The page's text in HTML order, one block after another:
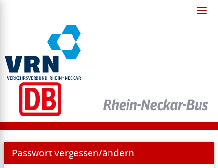
Password
Forgotten
Passwort vergessen/ändern